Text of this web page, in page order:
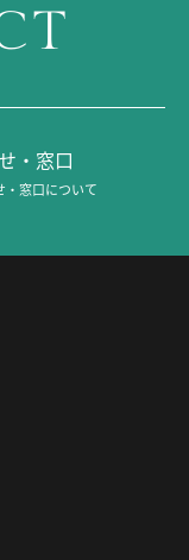
・窓口
・窓口について